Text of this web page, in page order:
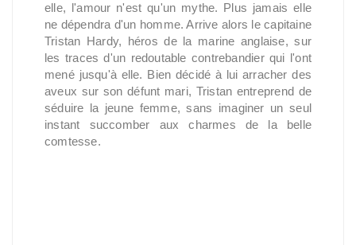
elle, l'amour n'est qu'un mythe. Plus jamais elle
ne dépendra d'un homme. Arrive alors le capitaine
Tristan Hardy, héros de la marine anglaise, sur
les traces d'un redoutable contrebandier qui l'ont
mené jusqu'à elle. Bien décidé à lui arracher des
aveux sur son défunt mari, Tristan entreprend de
séduire la jeune femme, sans imaginer un seul
instant succomber aux charmes de la belle
comtesse.